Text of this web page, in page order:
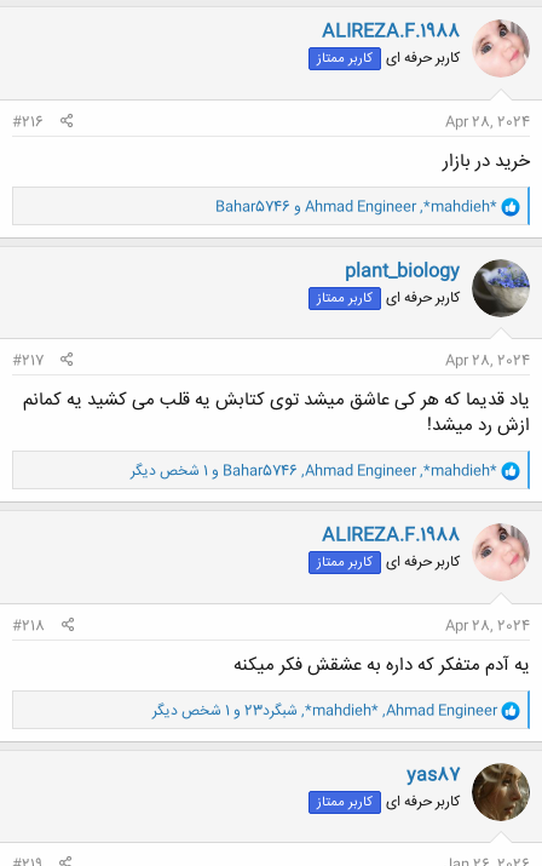
ن
ش
ه
ا
ALIREZA.F.1988
کاربر حرفه ای کاربر ممتاز
Apr 28, 2024
#216
خرید در بازار
و
ا
ک
ن
ش
ه
ا
*mahdieh*
,
Ahmad Engineer و Bahar5746
plant_biology
کاربر حرفه ای کاربر ممتاز
Apr 28, 2024
#217
یاد قدیما که هر کی عاشق میشد توی کتابش یه قلب می کشید یه کمانم
ازش رد میشد!
و
ا
ک
ن
ش
ه
ا
*mahdieh*
,
Ahmad Engineer
,
Bahar5746 و 1 شخص دیگر
ALIREZA.F.1988
کاربر حرفه ای کاربر ممتاز
Apr 28, 2024
#218
یه آدم متفکر که داره به عشقش فکر میکنه
و
ا
ک
ن
ش
ه
ا
Ahmad Engineer
,
*mahdieh*
, شبگرد23 و 1 شخص دیگر
yas87
کاربر حرفه ای کاربر ممتاز